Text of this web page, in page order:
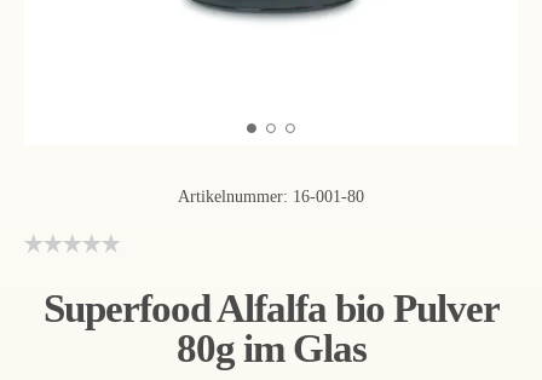
Artikelnummer: 16-001-80
Superfood Alfalfa bio Pulver
80g im Glas